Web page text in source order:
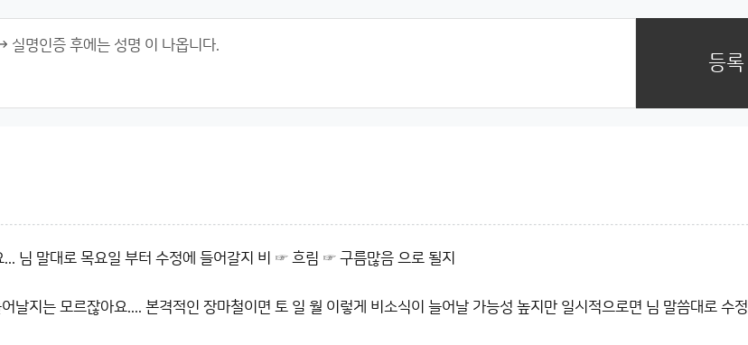
등록
... 님 말대로 목요일 부터 수정에 들어갈지 비 ☞ 흐림 ☞ 구름많음 으로 될지
날지는 모르잖아요.... 본격적인 장마철이면 토 일 월 이렇게 비소식이 늘어날 가능성 높지만 일시적으로면 님 말씀대로 수